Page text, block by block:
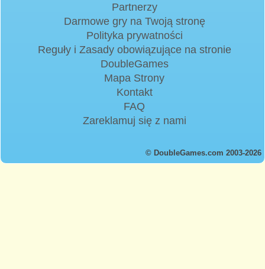
Partnerzy
Darmowe gry na Twoją stronę
Polityka prywatności
Reguły i Zasady obowiązujące na stronie
DoubleGames
Mapa Strony
Kontakt
FAQ
Zareklamuj się z nami
© DoubleGames.com 2003-2026